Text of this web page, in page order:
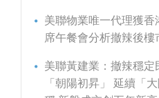
美聯物業唯一代理獲
席午餐會分析撤辣後
美聯黃建業：撤辣穩
「朝陽初昇」 延續「